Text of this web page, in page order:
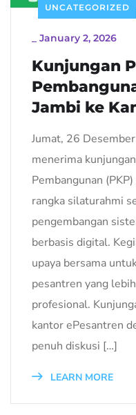
UNCATEGORIZED
January 2, 2026
Kunjungan
Jambi ke
Jumat, 26
menerima
Pembangunan
rangka silaturahmi
pengembangan
berbasis digital.
upaya bersama
pesantren yang
profesional.
kantor ePesantren
penuh diskusi […]
LEARN MORE